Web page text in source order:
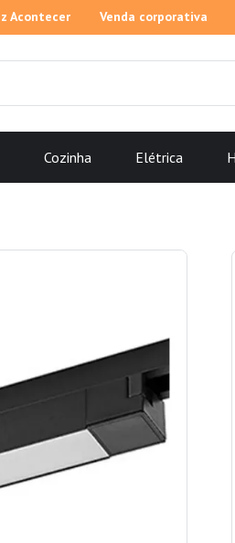
Acontecer Venda corporativa
Cozinha Elétrica